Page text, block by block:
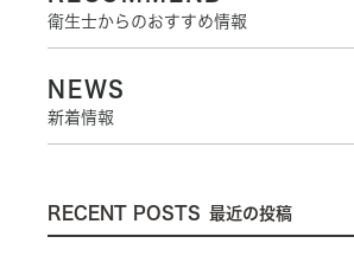
衛生士からのおすすめ情報
NEWS
新着情報
RECENT POSTS 最近の投稿